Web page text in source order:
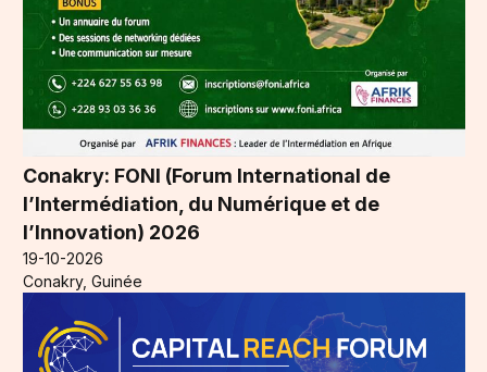
Conakry: FONI (Forum International de
l’Intermédiation, du Numérique et de
l’Innovation) 2026
19-10-2026
Conakry, Guinée